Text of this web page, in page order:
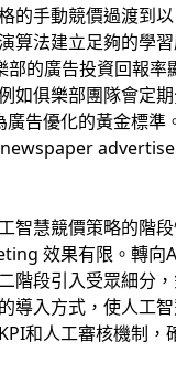
的手動競價過渡到
算法建立足夠的學
部的廣告投資回報
如俱樂部團隊會定
告優化的黃金標準
智慧競價策略的階
效果有限。轉向
階段引入受眾細分
導入方式，使人工
和人工審核機制，